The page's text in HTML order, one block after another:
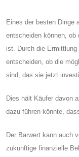
Eines der besten Dinge
entscheiden können,
ist. Durch die Ermittlung
entscheiden, ob die
sind, das sie jetzt
Dies hält Käufer davon
dazu führen könnte,
Der Barwert kann auch
zukünftige finanzielle